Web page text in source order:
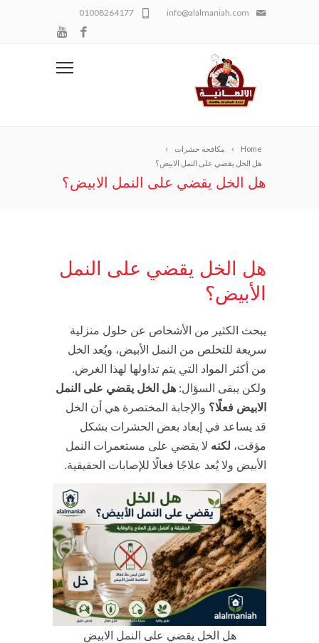
info@alalmaniah.com
01008264177
Home
مكافحة حشرات
هل الخل يقضي على النمل الابيض؟
هل الخل يقضي على النمل الابيض؟
هل الخل يقضي على النمل
الأبيض؟
يبحث الكثير من الأشخاص عن حلول منزلية
سريعة للتخلص من النمل الأبيض، ويُعد الخل
من أكثر المواد التي يتم تداولها لهذا الغرض.
ولكن يبقى السؤال: هل الخل يقضي على النمل
الابيض فعلًا؟ والإجابة المختصرة هي أن الخل
قد يساعد في إبعاد بعض الحشرات بشكل
مؤقت، لكنه لا يقضي على مستعمرات النمل
الأبيض ولا يُعد علاجًا فعالًا للإصابات الحقيقية.
هل الخل يقضي على النمل الابيض